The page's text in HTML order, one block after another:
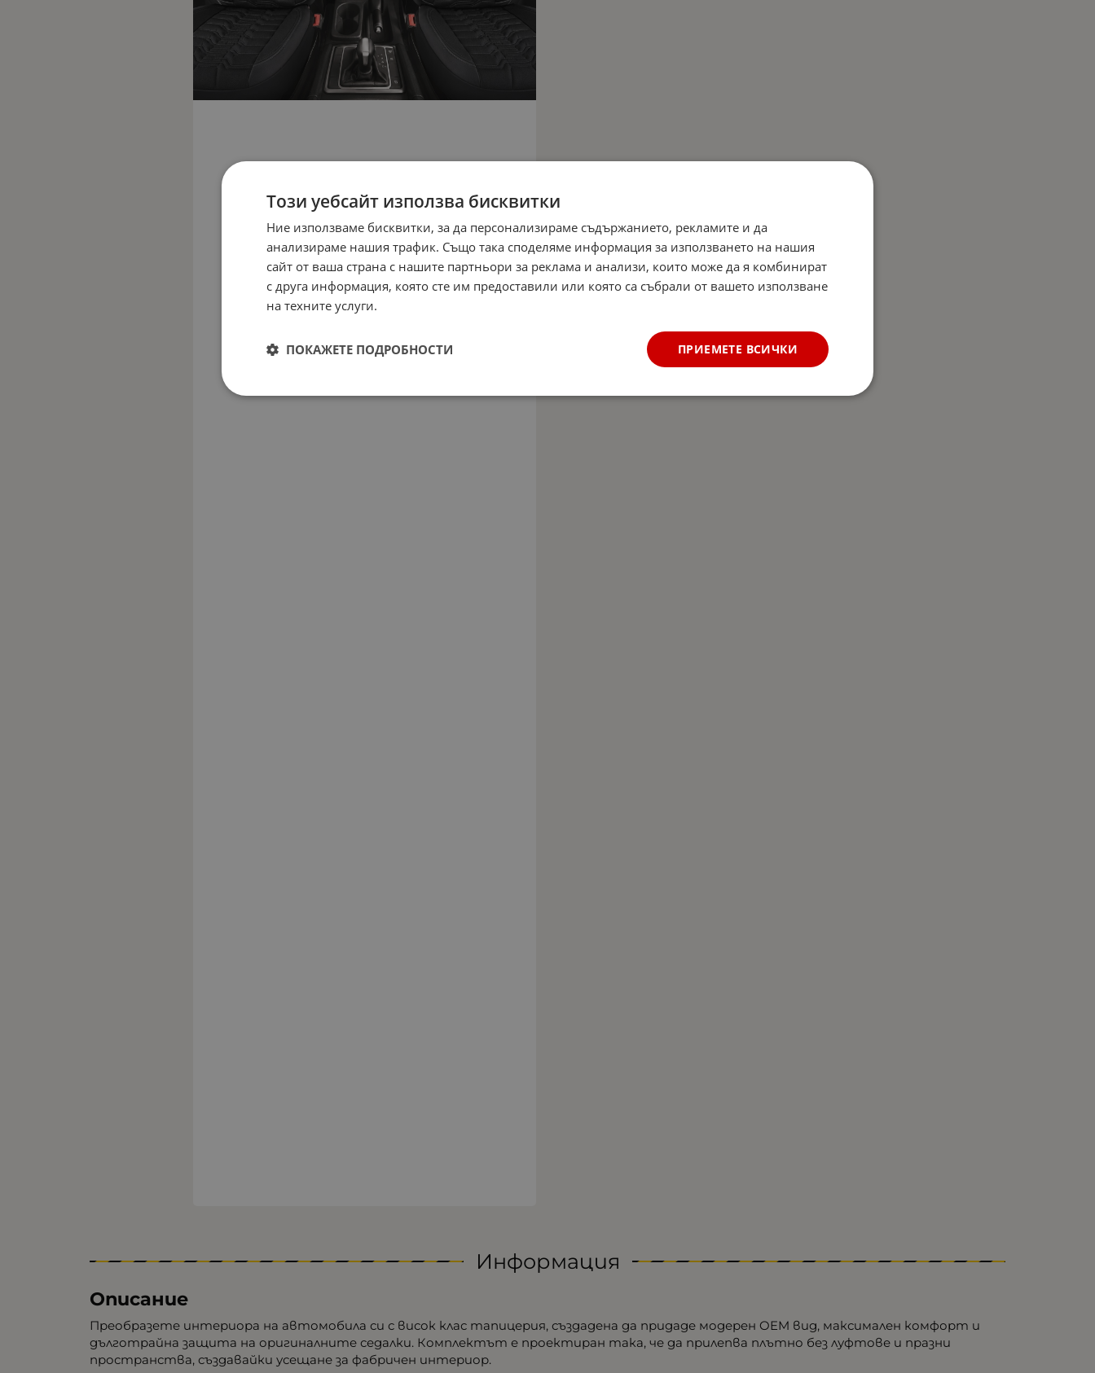
Информация
Описание
Преобразете интериора на автомобила си с висок клас тапицерия, създадена да придаде модерен OEM вид, максимален комфорт и
дълготрайна защита на оригиналните седалки. Комплектът е проектиран така, че да прилепва плътно без луфтове и празни
пространства, създавайки усещане за фабричен интериор.
Този уебсайт използва бисквитки
Ние използваме бисквитки, за да персонализираме съдържанието, рекламите и да
анализираме нашия трафик. Също така споделяме информация за използването на нашия
сайт от ваша страна с нашите партньори за реклама и анализи, които може да я комбинират
с друга информация, която сте им предоставили или която са събрали от вашето използване
на техните услуги.
ПРИЕМЕТЕ ВСИЧКИ
ПОКАЖЕТЕ ПОДРОБНОСТИ